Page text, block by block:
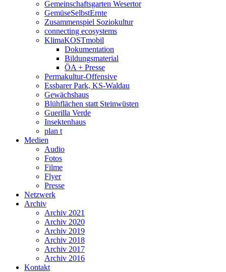
Gemeinschaftsgarten Wesertor
GemüseSelbstErnte
Zusammenspiel Soziokultur
connecting ecosystems
KlimaKOSTmobil
Dokumentation
Bildungsmaterial
ÖA + Presse
Permakultur-Offensive
Essbarer Park, KS-Waldau
Gewächshaus
Blühflächen statt Steinwüsten
Guerilla Verde
Insektenhaus
plan t
Medien
Audio
Fotos
Filme
Flyer
Presse
Netzwerk
Archiv
Archiv 2021
Archiv 2020
Archiv 2019
Archiv 2018
Archiv 2017
Archiv 2016
Kontakt